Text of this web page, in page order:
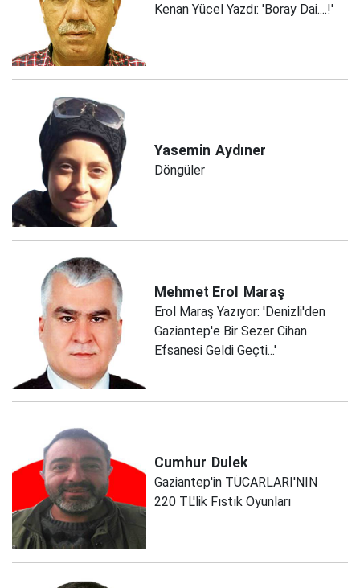
Kenan Yücel Yazdı: 'Boray Dai....!'
Yasemin Aydıner
Döngüler
Mehmet Erol Maraş
Erol Maraş Yazıyor: 'Denizli'den
Gaziantep'e Bir Sezer Cihan
Efsanesi Geldi Geçti...'
Cumhur Dulek
Gaziantep'in TÜCARLARI'NIN
220 TL'lik Fıstık Oyunları